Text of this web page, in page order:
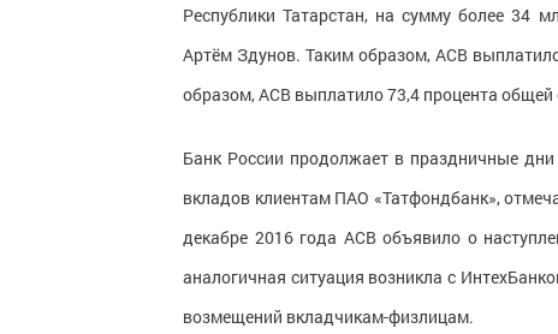
Республики Татарстан, на сумму более 34
Артём Здунов. Таким образом, АСВ
образом, АСВ выплатило 73,4 процента общей
Банк России продолжает в праздничные
вкладов клиентам ПАО «Татфондбанк»,
декабре 2016 года АСВ объявило о
аналогичная ситуация возникла с
возмещений вкладчикам-физлицам.